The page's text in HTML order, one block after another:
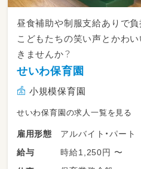
昼食補助や制服支給ありで
こどもたちの笑い声とかわ
きませんか？
せいわ保育園
小規模保育園
せいわ保育園の求人一覧を見る
雇用形態
アルバイト・パート
給与
時給1,250円 〜